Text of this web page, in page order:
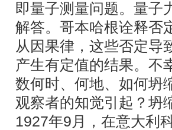
即量子测量问题。量子
解答。哥本哈根诠释否
从因果律，这些否定导
产生有定值的结果。不
数何时、何地、如何坍
观察者的知觉引起？坍
1927年9月，在意大利